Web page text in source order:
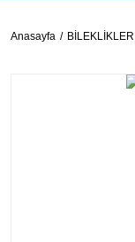
Anasayfa BİLEKLİKLER